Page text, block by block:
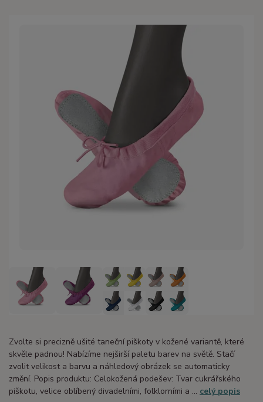
Zvolte si precizně ušité taneční piškoty v kožené variantě, které
skvěle padnou! Nabízíme nejširší paletu barev na světě. Stačí
zvolit velikost a barvu a náhledový obrázek se automaticky
změní. Popis produktu: Celokožená podešev: Tvar cukrářského
piškotu, velice oblíbený divadelními, folklorními a ... celý popis